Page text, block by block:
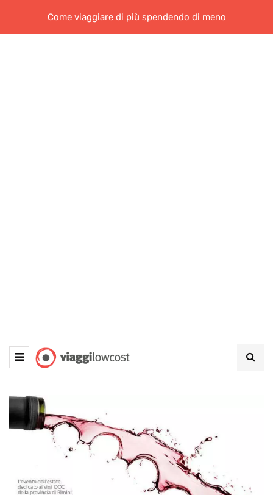
Come viaggiare di più spendendo di meno